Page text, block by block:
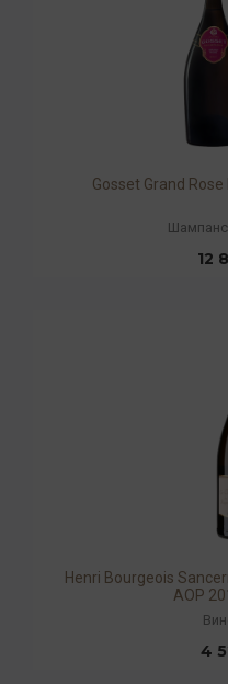
Gosset Grand
12
Henri Bourgeois
AOP
4